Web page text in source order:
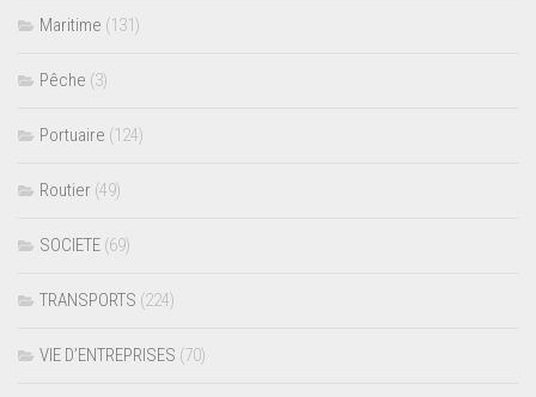
Maritime (131)
Pêche (3)
Portuaire (124)
Routier (49)
SOCIETE (69)
TRANSPORTS (224)
VIE D’ENTREPRISES (70)